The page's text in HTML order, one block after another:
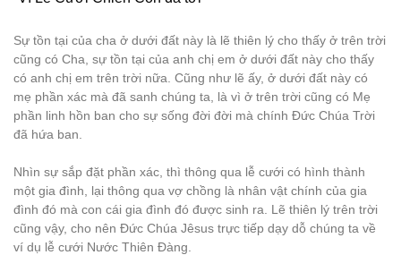
Sự tồn tại của cha ở dưới đất này là lẽ thiên lý cho thấy ở trên trời
cũng có Cha, sự tồn tại của anh chị em ở dưới đất này cho thấy
có anh chị em trên trời nữa. Cũng như lẽ ấy, ở dưới đất này có
mẹ phần xác mà đã sanh chúng ta, là vì ở trên trời cũng có Mẹ
phần linh hồn ban cho sự sống đời đời mà chính Đức Chúa Trời
đã hứa ban.
Nhìn sự sắp đặt phần xác, thì thông qua lễ cưới có hình thành
một gia đình, lại thông qua vợ chồng là nhân vật chính của gia
đình đó mà con cái gia đình đó được sinh ra. Lẽ thiên lý trên trời
cũng vậy, cho nên Đức Chúa Jêsus trực tiếp dạy dỗ chúng ta về
ví dụ lễ cưới Nước Thiên Đàng.